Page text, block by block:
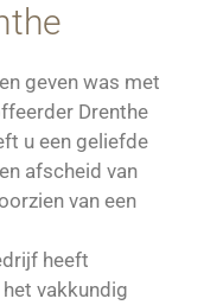
geven was met
Drenthe
u een geliefde
afscheid van
van een
heeft
vakkundig